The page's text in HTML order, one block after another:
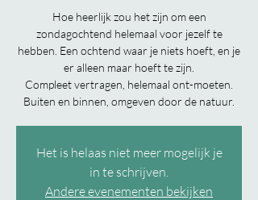
Hoe heerlijk zou het zijn om een
zondagochtend helemaal voor jezelf te
hebben. Een ochtend waar je niets hoeft, en je
er alleen maar hoeft te zijn.
Compleet vertragen, helemaal ont-moeten.
Buiten en binnen, omgeven door de natuur.
Het is helaas niet meer mogelijk je
in te schrijven.
Andere evenementen bekijken